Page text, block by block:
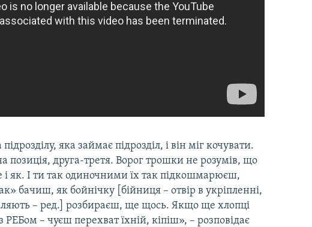
яка займає підрозділ, і він міг кочувати.
позиція, друга-третя. Ворог трошки не розумів, що
і як. І ти так одиночними їх так підкошмарюєш,
бачиш, як бойнічку [бійниця – отвір в укріпленні,
– ред.] розбираєш, ще щось. Якщо ще хлопці
– чуєш перехват їхній, кіпіш», – розповідає